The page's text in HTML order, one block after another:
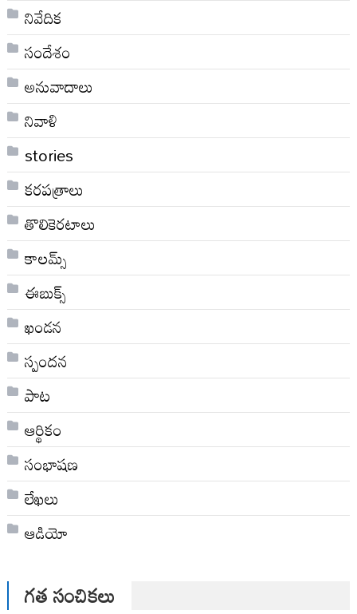
నివేదిక
సందేశం
అనువాదాలు
నివాళి
stories
కరపత్రాలు
తొలికెరటాలు
కాలమ్స్
ఈబుక్స్
ఖండన
స్పందన
పాట
ఆర్థికం
సంభాషణ
లేఖలు
ఆడియో
గత సంచికలు